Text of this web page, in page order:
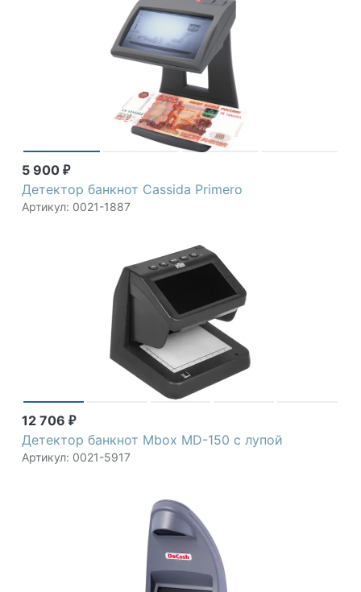
5 900 ₽
Детектор банкнот Cassida Primero
Артикул: 0021-1887
12 706 ₽
Детектор банкнот Mbox MD-150 с лупой
Артикул: 0021-5917